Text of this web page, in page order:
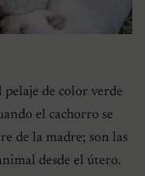
pelaje de color verde
el cachorro se
de la madre; son las
desde el útero.